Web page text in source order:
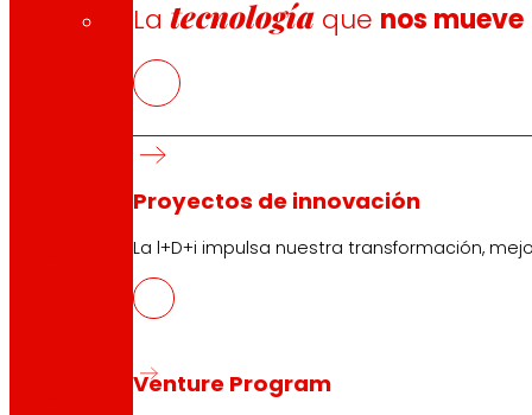
Latecnología que nos mueve
Proyectos de innovación
La l+D+i impulsa nuestra transformación,
Venture Program